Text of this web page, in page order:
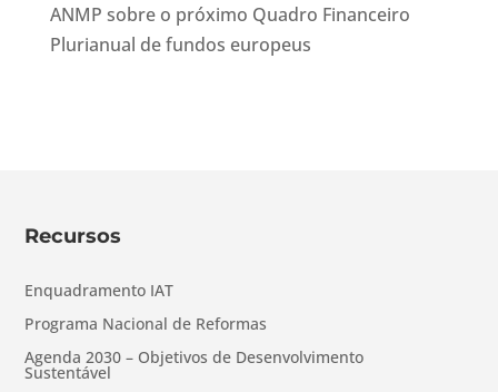
ANMP sobre o próximo Quadro Financeiro
Plurianual de fundos europeus
Recursos
Enquadramento IAT
Programa Nacional de Reformas
Agenda 2030 – Objetivos de Desenvolvimento
Sustentável